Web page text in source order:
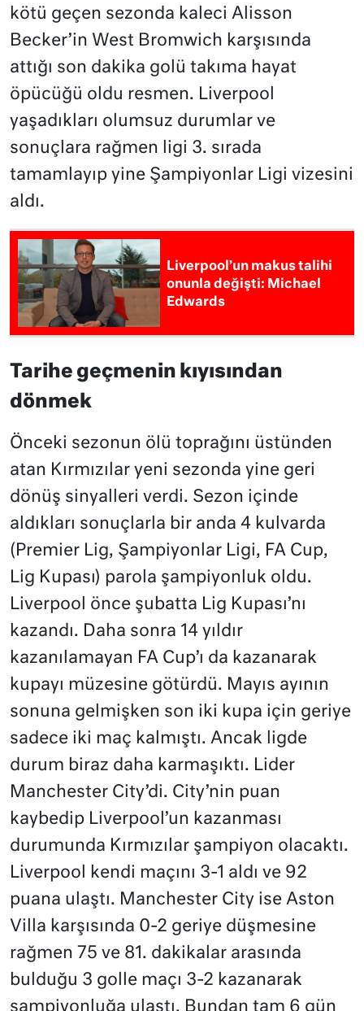
kötü geçen sezonda kaleci Alisson
Becker’in West Bromwich karşısında
attığı son dakika golü takıma hayat
öpücüğü oldu resmen. Liverpool
yaşadıkları olumsuz durumlar ve
sonuçlara rağmen ligi 3. sırada
tamamlayıp yine Şampiyonlar Ligi vizesini
aldı.
Liverpool’un makus talihi
onunla değişti: Michael
Edwards
Tarihe geçmenin kıyısından
dönmek
Önceki sezonun ölü toprağını üstünden
atan Kırmızılar yeni sezonda yine geri
dönüş sinyalleri verdi. Sezon içinde
aldıkları sonuçlarla bir anda 4 kulvarda
(Premier Lig, Şampiyonlar Ligi, FA Cup,
Lig Kupası) parola şampiyonluk oldu.
Liverpool önce şubatta Lig Kupası’nı
kazandı. Daha sonra 14 yıldır
kazanılamayan FA Cup’ı da kazanarak
kupayı müzesine götürdü. Mayıs ayının
sonuna gelmişken son iki kupa için geriye
sadece iki maç kalmıştı. Ancak ligde
durum biraz daha karmaşıktı. Lider
Manchester City’di. City’nin puan
kaybedip Liverpool’un kazanması
durumunda Kırmızılar şampiyon olacaktı.
Liverpool kendi maçını 3-1 aldı ve 92
puana ulaştı. Manchester City ise Aston
Villa karşısında 0-2 geriye düşmesine
rağmen 75 ve 81. dakikalar arasında
bulduğu 3 golle maçı 3-2 kazanarak
şampiyonluğa ulaştı. Bundan tam 6 gün